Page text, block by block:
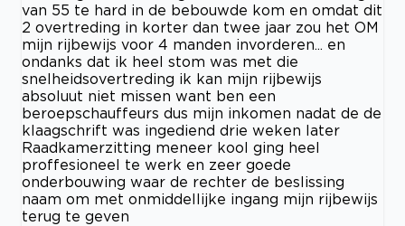
van 55 te hard in de bebouwde kom en omdat dit
2 overtreding in korter dan twee jaar zou het OM
mijn rijbewijs voor 4 manden invorderen... en
ondanks dat ik heel stom was met die
snelheidsovertreding ik kan mijn rijbewijs
absoluut niet missen want ben een
beroepschauffeurs dus mijn inkomen nadat de de
klaagschrift was ingediend drie weken later
Raadkamerzitting meneer kool ging heel
proffesioneel te werk en zeer goede
onderbouwing waar de rechter de beslissing
naam om met onmiddellijke ingang mijn rijbewijs
terug te geven